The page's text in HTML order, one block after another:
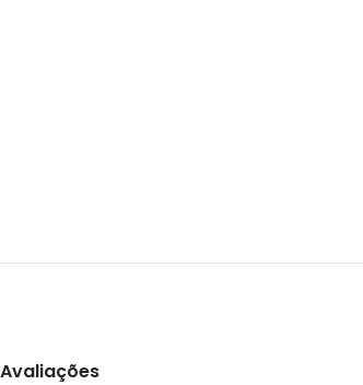
Avaliações